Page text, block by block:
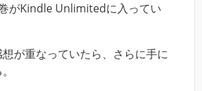
がKindle Unlimitedに入ってい
が重なっていたら、さらに手に